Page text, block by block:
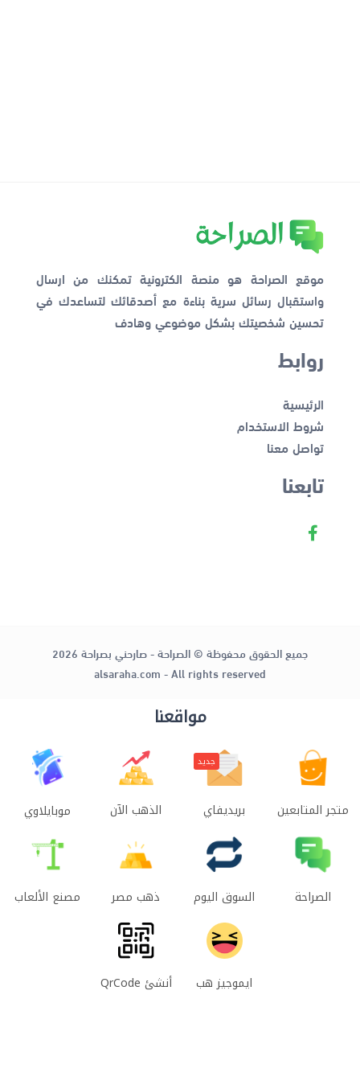
موقع الصراحة هو منصة الكترونية تمكنك من ارسال
واستقبال رسائل سرية بناءة مع أصدقائك لتساعدك في
تحسين شخصيتك بشكل موضوعي وهادف
روابط
الرئيسية
شروط الاستخدام
تواصل معنا
تابعنا
جميع الحقوق محفوظة © الصراحة - صارحني بصراحة 2026
alsaraha.com - All rights reserved